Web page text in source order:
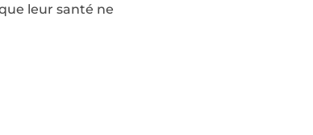
leur santé ne